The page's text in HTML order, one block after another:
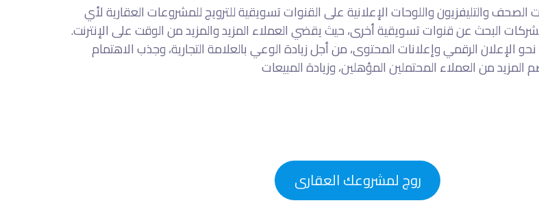
والتليفزيون واللوحات الإعلانية على القنوات تسويقية للترويج للمشروعات العقارية لأي
البحث عن قنوات تسويقية أخرى، حيث يقضي العملاء المزيد والمزيد من الوقت على الإنترنت.
الإعلان الرقمي وإعلانات المحتوى، من أجل زيادة الوعي بالعلامة التجارية، وجذب الاهتمام
المزيد من العملاء المحتملين المؤهلين، وزيادة المبيعات
روج لمشروعك العقارى